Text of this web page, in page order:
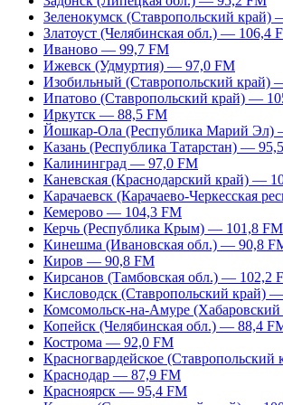
Зеленокумск (Ставропольский край)
Златоуст (Челябинская обл.) — 106,4
Иваново — 99,7 FM
Ижевск (Удмуртия) — 97,0 FM
Изобильный (Ставропольский край)
Ипатово (Ставропольский край) —
Иркутск — 88,5 FM
Йошкар-Ола (Республика Марий Эл)
Казань (Республика Татарстан) —
Калининград — 97,0 FM
Каневская (Краснодарский край) —
Карачаевск (Карачаево-Черкесская
Кемерово — 104,3 FM
Керчь (Республика Крым) — 101,8 FM
Кинешма (Ивановская обл.) — 90,8
Киров — 90,8 FM
Кирсанов (Тамбовская обл.) — 102,2
Кисловодск (Ставропольский край)
Комсомольск-на-Амуре
Копейск (Челябинская обл.) — 88,4
Кострома — 92,0 FM
Красногвардейское
Краснодар — 87,9 FM
Красноярск — 95,4 FM